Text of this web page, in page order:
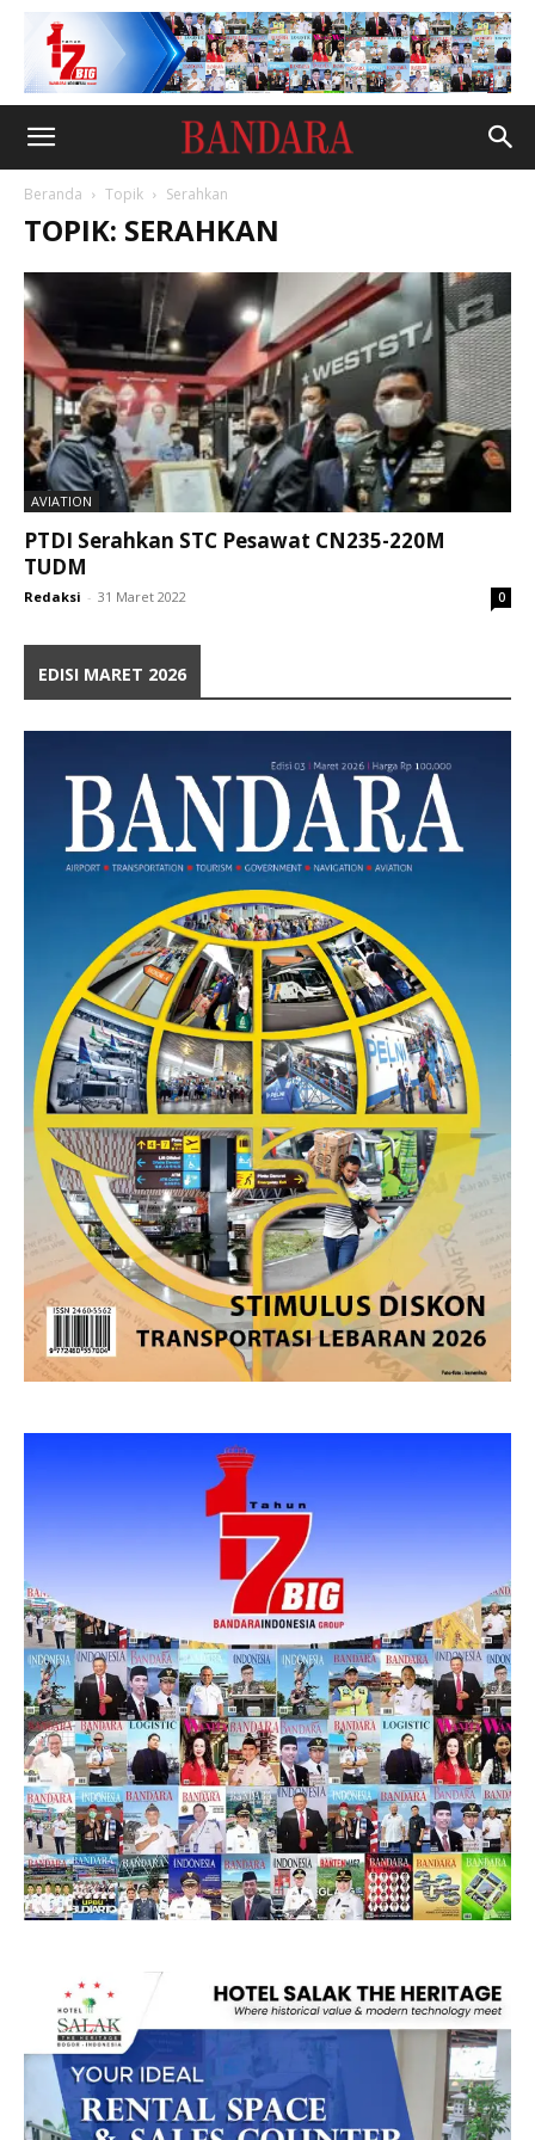
Beranda Topik Serahkan
TOPIK: SERAHKAN
AVIATION
PTDI Serahkan STC Pesawat CN235-220M
TUDM
Redaksi - 31 Maret 2022 0
EDISI MARET 2026